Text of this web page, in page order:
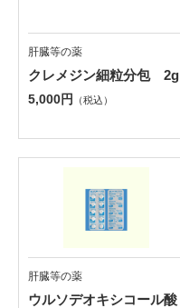
肝臓等の薬
クレメジン細粒分包 2g
5,000円 （税込）
肝臓等の薬
ウルソデオキシコール酸